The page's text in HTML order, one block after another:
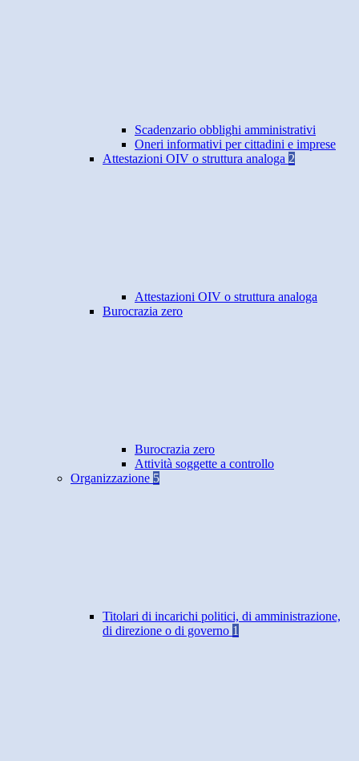
Scadenzario obblighi amministrativi
Oneri informativi per cittadini e imprese
Attestazioni OIV o struttura analoga 2
Attestazioni OIV o struttura analoga
Burocrazia zero
Burocrazia zero
Attività soggette a controllo
Organizzazione 5
Titolari di incarichi politici, di amministrazione,
di direzione o di governo 1